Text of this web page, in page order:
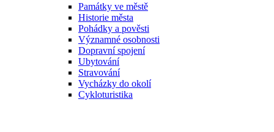
Památky ve městě
Historie města
Pohádky a pověsti
Významné osobnosti
Dopravní spojení
Ubytování
Stravování
Vycházky do okolí
Cykloturistika